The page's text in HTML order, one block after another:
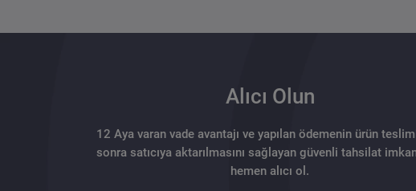
Alıcı Olun
12 Aya varan vade avantajı ve yapılan ödemenin ürün
sonra satıcıya aktarılmasını sağlayan güvenli tahsilat
hemen alıcı ol.